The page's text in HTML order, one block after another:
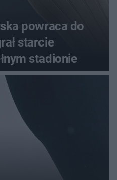
powraca do
starcie
stadionie